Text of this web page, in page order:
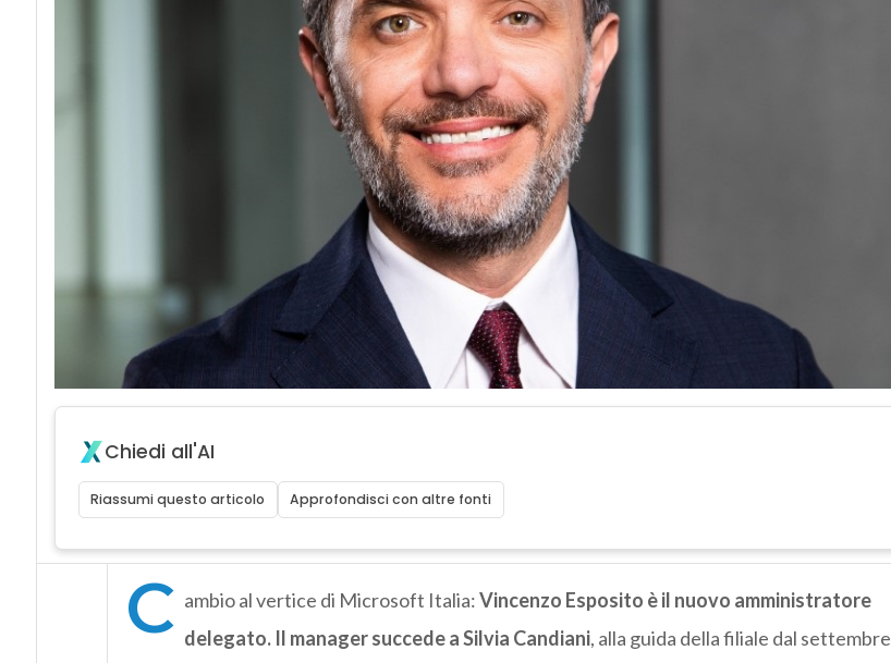
Chiedi all'AI
Riassumi questo articolo Approfondisci con altre fonti
C ambio al vertice di Microsoft Italia:Vincenzo Esposito è il nuovo amministratore
delegato. Il manager succede a Silvia Candiani, alla guida della filiale dal settembre